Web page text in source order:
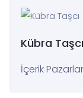
Kübra Taşcı
İçerik